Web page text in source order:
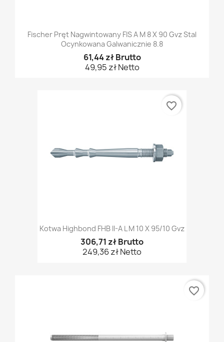
Fischer Pręt Nagwintowany FIS A M 8 X 90 Gvz Stal
Ocynkowana Galwanicznie 8.8
61,44 zł Brutto
49,95 zł Netto
Kotwa Highbond FHB II-A L M 10 X 95/10 Gvz
306,71 zł Brutto
249,36 zł Netto
favorite_border
favorite_border